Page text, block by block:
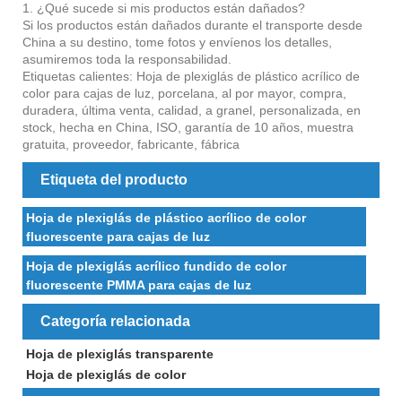
1. ¿Qué sucede si mis productos están dañados?
Si los productos están dañados durante el transporte desde
China a su destino, tome fotos y envíenos los detalles,
asumiremos toda la responsabilidad.
Etiquetas calientes: Hoja de plexiglás de plástico acrílico de
color para cajas de luz, porcelana, al por mayor, compra,
duradera, última venta, calidad, a granel, personalizada, en
stock, hecha en China, ISO, garantía de 10 años, muestra
gratuita, proveedor, fabricante, fábrica
Etiqueta del producto
Hoja de plexiglás de plástico acrílico de color
fluorescente para cajas de luz
Hoja de plexiglás acrílico fundido de color
fluorescente PMMA para cajas de luz
Categoría relacionada
Hoja de plexiglás transparente
Hoja de plexiglás de color